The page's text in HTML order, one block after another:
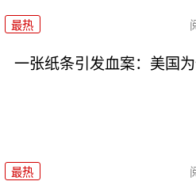
最热
一张纸条引发血案：美国为
最热